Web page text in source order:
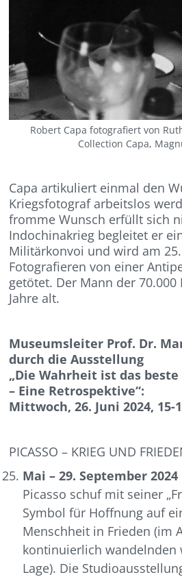
Robert Capa fotografiert von
Collection Capa,
Capa artikuliert einmal den
Kriegsfotograf arbeitslos
fromme Wunsch erfüllt sich
Indochinakrieg begleitet er
Militärkonvoi und wird am
Fotografieren von einer
getötet. Der Mann der
Jahre alt.
Museumsleiter Prof. Dr.
durch die Ausstellung
„Die Wahrheit ist das beste
– Eine Retrospektive“:
Mittwoch, 26. Juni 2024, 15-
PICASSO – KRIEG UND
Mai – 29. September 2024
Picasso schuf mit seiner
Symbol für Hoffnung auf
Menschheit in Frieden (im
kontinuierlich wandelnden
Lage). Die